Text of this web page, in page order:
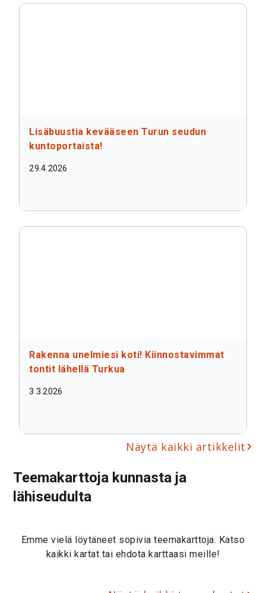
Näytä kaikki artikkelit
Lisäbuustia kevääseen Turun seudun
kuntoportaista!
29.4.2026
Rakenna unelmiesi koti! Kiinnostavimmat
tontit lähellä Turkua
3.3.2026
Teemakarttoja kunnasta ja
lähiseudulta
Emme vielä löytäneet sopivia teemakarttoja. Katso
kaikki kartat tai ehdota karttaasi meille!